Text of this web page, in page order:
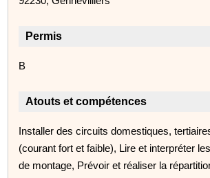
Permis
B
Atouts et compétences
Installer des circuits domestiques,
(courant fort et faible), Lire et interpréter
de montage, Prévoir et réaliser la